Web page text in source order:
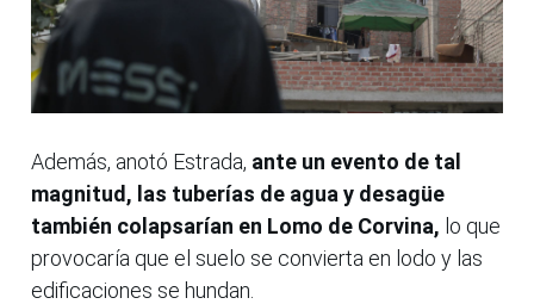
Además, anotó Estrada, ante un evento de tal
magnitud, las tuberías de agua y desagüe
también colapsarían en Lomo de Corvina, lo que
provocaría que el suelo se convierta en lodo y las
edificaciones se hundan.